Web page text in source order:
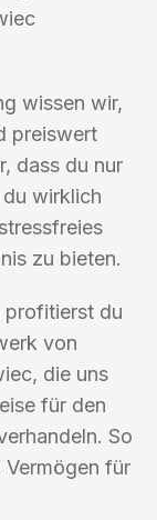
wissen wir,
preiswert
dass du nur
wirklich
zu bieten.
profitierst du
von
die uns
für den
So
Vermögen für